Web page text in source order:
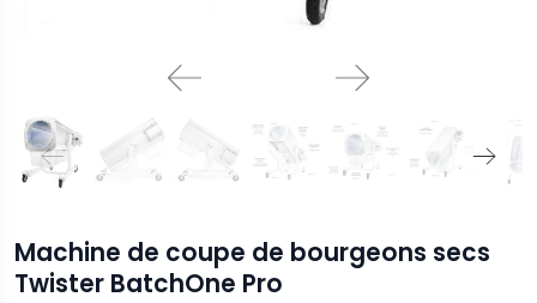
Machine de coupe de bourgeons secs
Twister BatchOne Pro